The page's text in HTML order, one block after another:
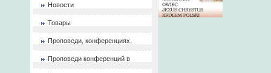
Новости
Товары
Проповеди, конференциях,
Проповеди конференций в